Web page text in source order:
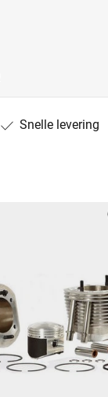
Snelle levering